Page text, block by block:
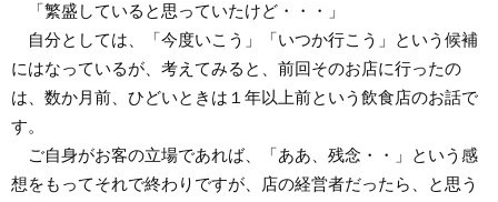
「繁盛していると思っていたけど・・・」
自分としては、「今度いこう」「いつか行こう」という候補
にはなっているが、考えてみると、前回そのお店に行ったの
は、数か月前、ひどいときは１年以上前という飲食店のお話で
す。
ご自身がお客の立場であれば、「ああ、残念・・」という感
想をもってそれで終わりですが、店の経営者だったら、と思う